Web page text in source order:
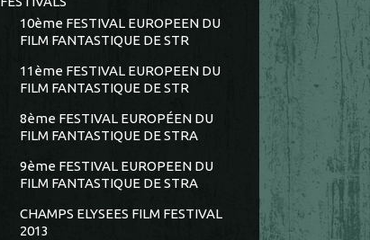
10ème FESTIVAL EUROPEEN DU
FILM FANTASTIQUE DE STR
11ème FESTIVAL EUROPEEN DU
FILM FANTASTIQUE DE STR
8ème FESTIVAL EUROPÉEN DU
FILM FANTASTIQUE DE STRA
9ème FESTIVAL EUROPEEN DU
FILM FANTASTIQUE DE STRA
CHAMPS ELYSEES FILM FESTIVAL
2013